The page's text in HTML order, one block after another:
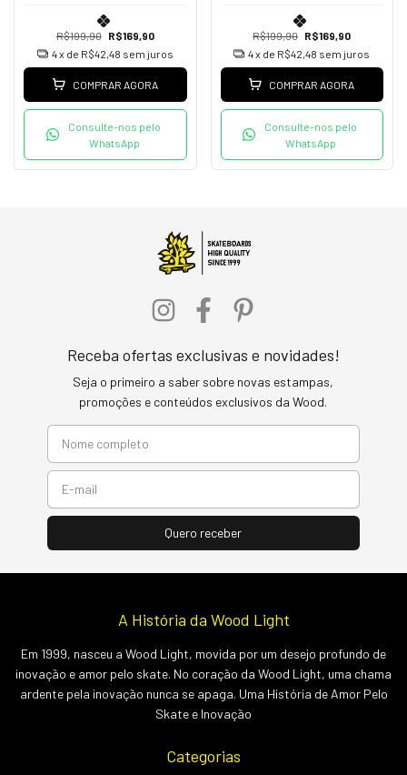
R$199,90 R$169,90
4x de R$42,48 sem juros
COMPRAR AGORA
Consulte-nos pelo
WhatsApp
R$199,90 R$169,90
4x de R$42,48 sem juros
COMPRAR AGORA
Consulte-nos pelo
WhatsApp
Receba ofertas exclusivas e novidades!
Seja o primeiro a saber sobre novas estampas,
promoções e conteúdos exclusivos da Wood.
A História da Wood Light
Em 1999, nasceu a Wood Light, movida por um desejo profundo de
inovação e amor pelo skate. No coração da Wood Light, uma chama
ardente pela inovação nunca se apaga. Uma História de Amor Pelo
Skate e Inovação
Categorias